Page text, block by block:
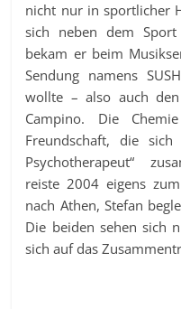
nicht nur in sportlicher
sich neben dem
bekam er beim
Sendung namens
wollte – also auch
Campino. Die
Freundschaft, die
Psychotherapeut“
reiste 2004 eigens
nach Athen, Stefan
Die beiden sehen sich
sich auf das